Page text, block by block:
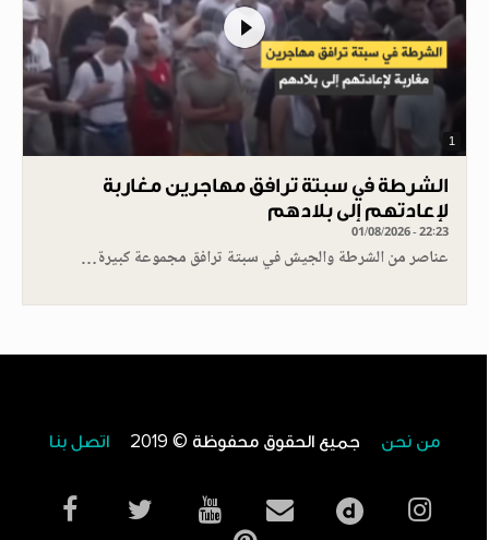
1
الشرطة في سبتة ترافق مهاجرين مغاربة
لإعادتهم إلى بلادهم
01/08/2026 - 22:23
عناصر من الشرطة والجيش في سبتة ترافق مجموعة كبيرة…
من نحن جميع الحقوق محفوظة © 2019 اتصل بنا